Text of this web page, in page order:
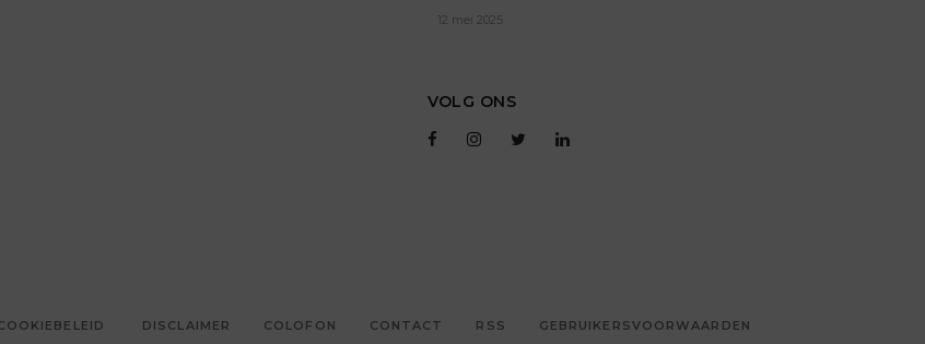
12 mei 2025
VOLG ONS
DISCLAIMER COLOFON CONTACT RSS GEBRUIKERSVOORWAARDEN